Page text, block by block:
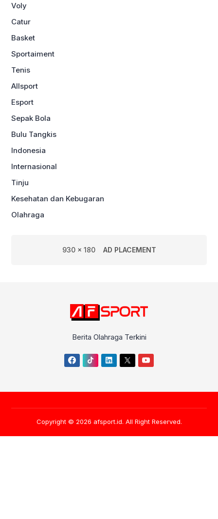
Voly
Catur
Basket
Sportaiment
Tenis
Allsport
Esport
Sepak Bola
Bulu Tangkis
Indonesia
Internasional
Tinju
Kesehatan dan Kebugaran
Olahraga
930 x 180 AD PLACEMENT
Berita Olahraga Terkini
Copyright © 2026 afsport.id. All Right Reserved.